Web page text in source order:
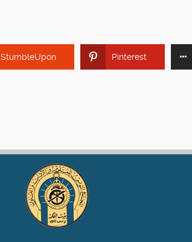
StumbleUpon Pinterest